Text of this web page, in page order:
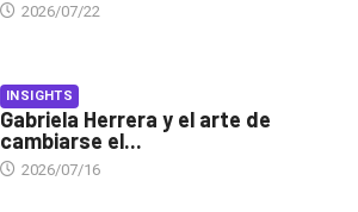
2026/07/22
INSIGHTS
Gabriela Herrera y el arte de
cambiarse el...
2026/07/16